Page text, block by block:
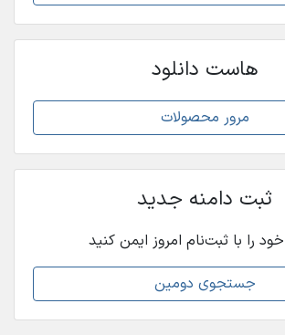
هاست دانلود
مرور محصولات
ثبت دامنه جدید
را با ثبت‌نام امروز ایمن کنید
جستجوی دومین